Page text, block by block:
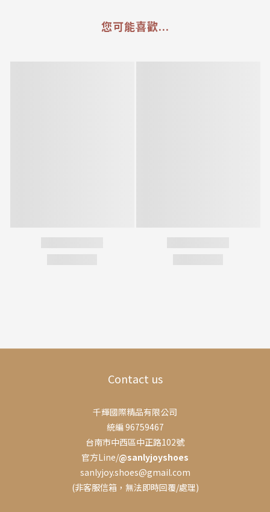
您可能喜歡...
Contact us
千輝國際精品有限公司
統編 96759467
台南市中西區中正路102號
官方Line/@sanlyjoyshoes
sanlyjoy.shoes@gmail.com
(非客服信箱，無法即時回覆/處理)